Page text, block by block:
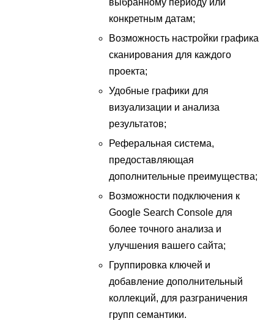
выбранному периоду или
конкретным датам;
Возможность настройки графика
сканирования для каждого
проекта;
Удобные графики для
визуализации и анализа
результатов;
Реферальная система,
предоставляющая
дополнительные преимущества;
Возможности подключения к
Google Search Console для
более точного анализа и
улучшения вашего сайта;
Группировка ключей и
добавление дополнительный
коллекций, для разграничения
групп семантики.